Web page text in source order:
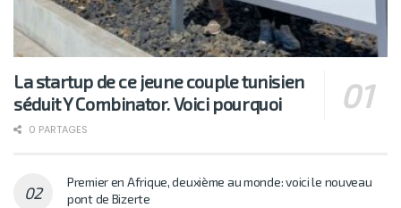
La startup de ce jeune couple tunisien
séduit Y Combinator. Voici pourquoi
0 PARTAGES
Premier en Afrique, deuxième au monde: voici le nouveau
pont de Bizerte